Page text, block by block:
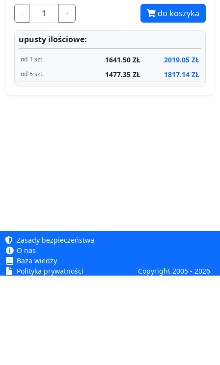
- + do koszyka
upusty ilościowe:
od 1 szt. 1641.50 ZŁ 2019.05 ZŁ
od 5 szt. 1477.35 ZŁ 1817.14 ZŁ
Zasady bezpieczeństwa
O nas
Baza wiedzy
Polityka prywatności
Copyright 2005 - 2026